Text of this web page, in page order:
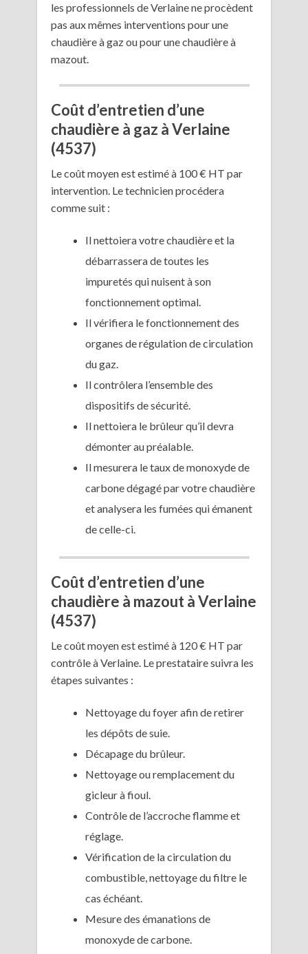
les professionnels de Verlaine ne procèdent
pas aux mêmes interventions pour une
chaudière à gaz ou pour une chaudière à
mazout.
Coût d’entretien d’une
chaudière à gaz à Verlaine
(4537)
Le coût moyen est estimé à 100 € HT par
intervention. Le technicien procédera
comme suit :
Il nettoiera votre chaudière et la
débarrassera de toutes les
impuretés qui nuisent à son
fonctionnement optimal.
Il vérifiera le fonctionnement des
organes de régulation de circulation
du gaz.
Il contrôlera l’ensemble des
dispositifs de sécurité.
Il nettoiera le brûleur qu’il devra
démonter au préalable.
Il mesurera le taux de monoxyde de
carbone dégagé par votre chaudière
et analysera les fumées qui émanent
de celle-ci.
Coût d’entretien d’une
chaudière à mazout à Verlaine
(4537)
Le coût moyen est estimé à 120 € HT par
contrôle à Verlaine. Le prestataire suivra les
étapes suivantes :
Nettoyage du foyer afin de retirer
les dépôts de suie.
Décapage du brûleur.
Nettoyage ou remplacement du
gicleur à fioul.
Contrôle de l’accroche flamme et
réglage.
Vérification de la circulation du
combustible, nettoyage du filtre le
cas échéant.
Mesure des émanations de
monoxyde de carbone.